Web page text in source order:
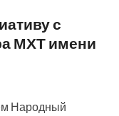
с
МХТ имени
Народный